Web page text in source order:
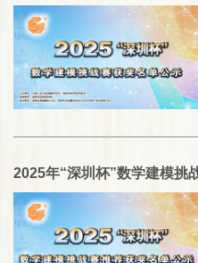
2025年“深圳杯”数学建模挑